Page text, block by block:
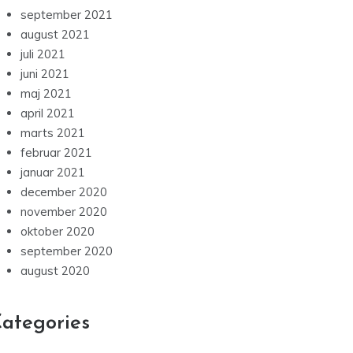
september 2021
august 2021
juli 2021
juni 2021
maj 2021
april 2021
marts 2021
februar 2021
januar 2021
december 2020
november 2020
oktober 2020
september 2020
august 2020